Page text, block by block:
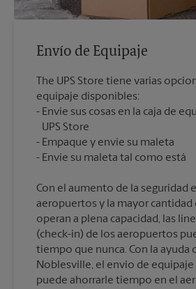
Envío de Equipaje
The UPS Store tiene varias
equipaje disponibles:
Envíe sus cosas en la caja de
UPS Store
Empaque y envíe su maleta
Con el aumento de la seguridad
aeropuertos y la mayor cantidad
operan a plena capacidad, las
(check-in) de los aeropuertos
tiempo que nunca. Con la ayuda
Noblesville, el envío de equipaje
puede ahorrarle tiempo en el